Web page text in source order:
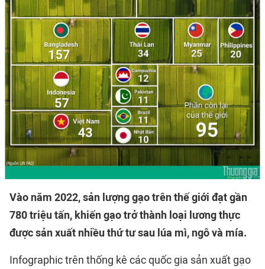
Vào năm 2022, sản lượng gạo trên thế giới đạt gần
780 triệu tấn, khiến gạo trở thành loại lương thực
được sản xuất nhiều thứ tư sau lúa mì, ngô và mía.
Infographic trên thống kê các quốc gia sản xuất gạo